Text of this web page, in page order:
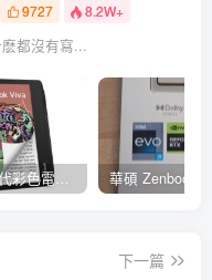
9727 8.2W+
都沒有寫...
E Ink 新一代彩色電子紙 E Ink Gallery 3 量產，多家閱讀器品牌採用並將自 2023 年起推出
下一篇